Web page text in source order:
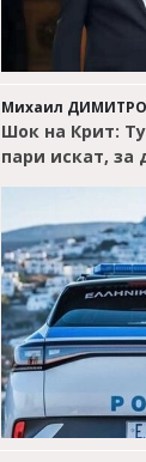
Михаил
Шок на Крит:
пари искат,